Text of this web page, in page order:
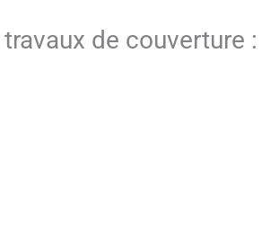
de couverture :